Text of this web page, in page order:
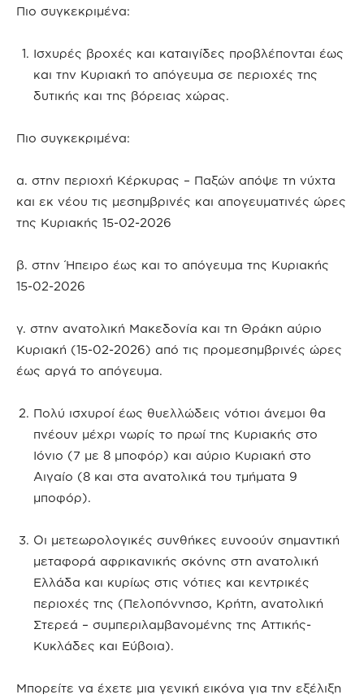
Πιο συγκεκριμένα:
Ισχυρές βροχές και καταιγίδες προβλέπονται έως
και την Κυριακή το απόγευμα σε περιοχές της
δυτικής και της βόρειας χώρας.
Πιο συγκεκριμένα:
α. στην περιοχή Κέρκυρας – Παξών απόψε τη νύχτα
και εκ νέου τις μεσημβρινές και απογευματινές ώρες
της Κυριακής 15-02-2026
β. στην Ήπειρο έως και το απόγευμα της Κυριακής
15-02-2026
γ. στην ανατολική Μακεδονία και τη Θράκη αύριο
Κυριακή (15-02-2026) από τις προμεσημβρινές ώρες
έως αργά το απόγευμα.
Πολύ ισχυροί έως θυελλώδεις νότιοι άνεμοι θα
πνέουν μέχρι νωρίς το πρωί της Κυριακής στο
Ιόνιο (7 με 8 μποφόρ) και αύριο Κυριακή στο
Αιγαίο (8 και στα ανατολικά του τμήματα 9
μποφόρ).
Οι μετεωρολογικές συνθήκες ευνοούν σημαντική
μεταφορά αφρικανικής σκόνης στη ανατολική
Ελλάδα και κυρίως στις νότιες και κεντρικές
περιοχές της (Πελοπόννησο, Κρήτη, ανατολική
Στερεά – συμπεριλαμβανομένης της Αττικής-
Κυκλάδες και Εύβοια).
Μπορείτε να έχετε μια γενική εικόνα για την εξέλιξη